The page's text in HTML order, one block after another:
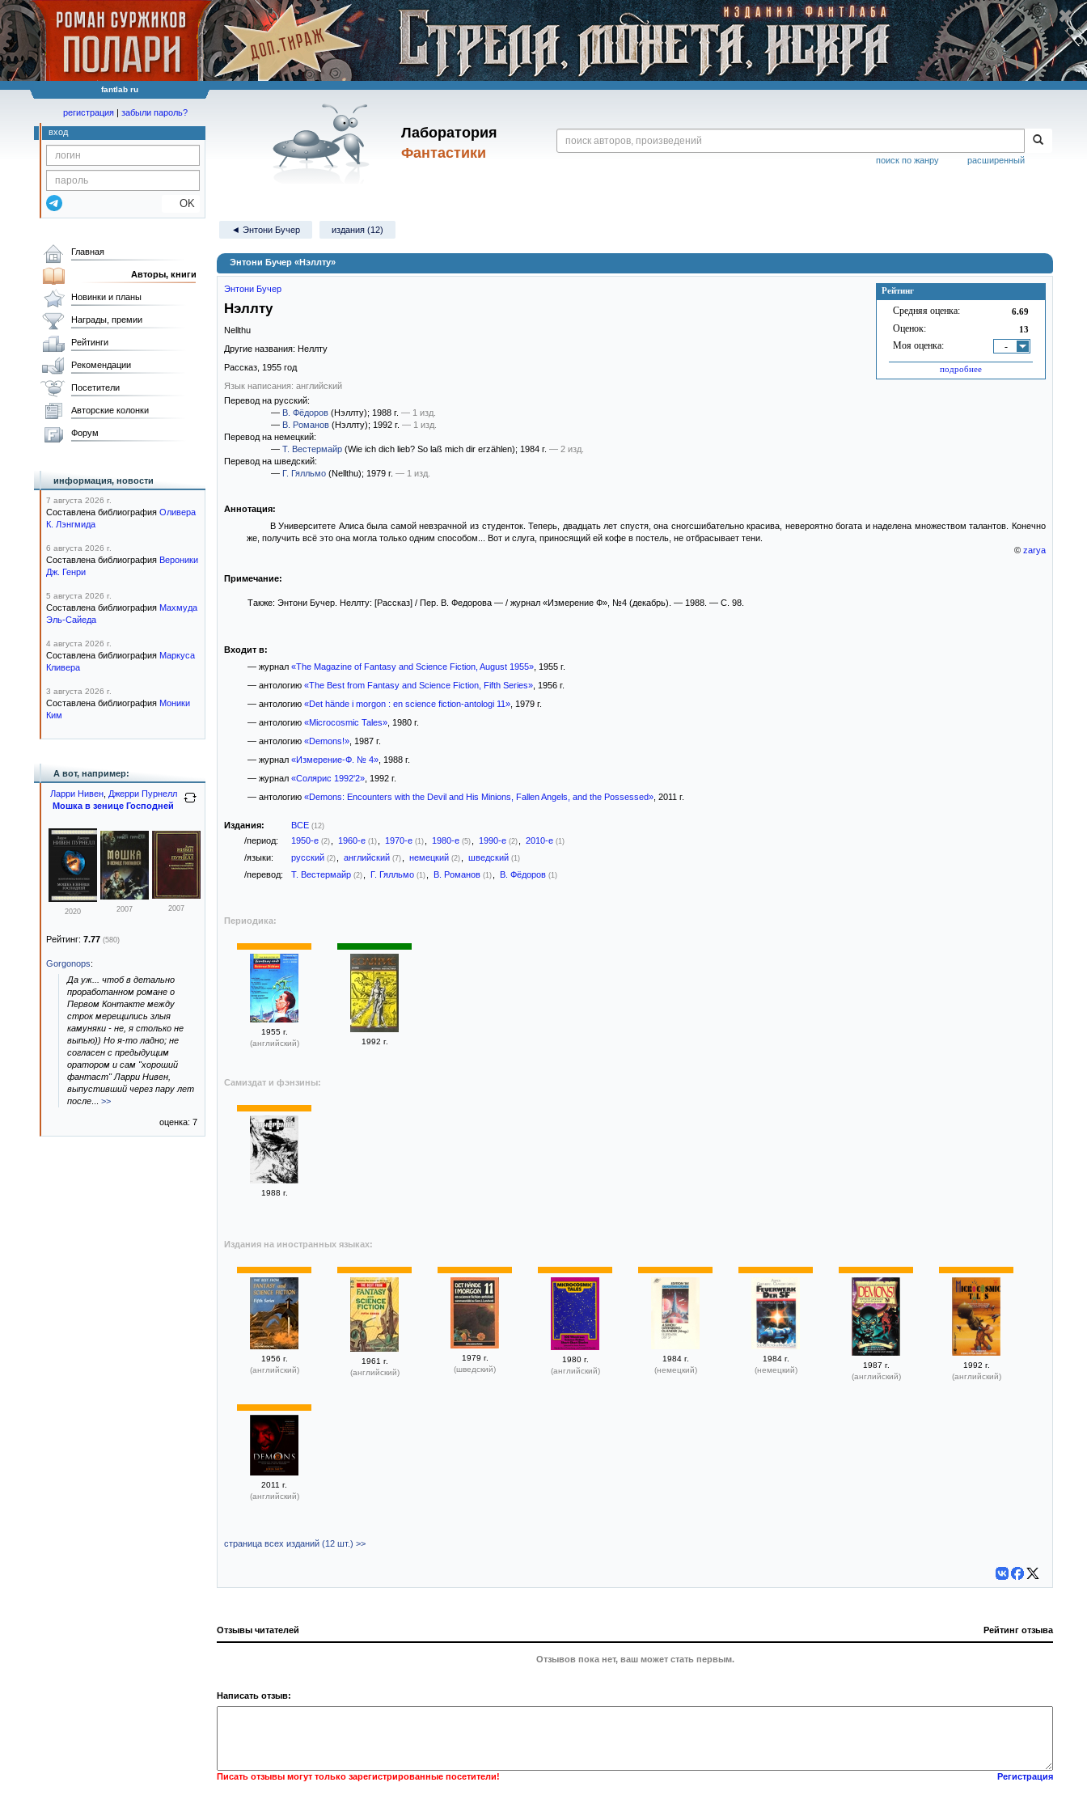
fantlab ru
Лаборатория
Фантастики
расширенный
поиск по жанру
регистрация | забыли пароль?
вход
OK
◄ Энтони Бучер издания (12)
Энтони Бучер «Нэллту»
Рейтинг
Средняя оценка: 6.69
Оценок: 13
Моя оценка: -
подробнее
Энтони Бучер
Нэллту
Nellthu
Другие названия: Неллту
Рассказ, 1955 год
Язык написания: английский
Перевод на русский:
— В. Фёдоров (Нэллту); 1988 г. — 1 изд.
— В. Романов (Нэллту); 1992 г. — 1 изд.
Перевод на немецкий:
— Т. Вестермайр (Wie ich dich lieb? So laß mich dir erzählen); 1984 г. — 2 изд.
Перевод на шведский:
— Г. Гялльмо (Nellthu); 1979 г. — 1 изд.
Аннотация:
В Университете Алиса была самой невзрачной из студенток. Теперь, двадцать лет спустя, она сногсшибательно красива, невероятно богата и наделена множеством талантов. Конечно
же, получить всё это она могла только одним способом... Вот и слуга, приносящий ей кофе в постель, не отбрасывает тени.
© zarya
Примечание:
Также: Энтони Бучер. Неллту: [Рассказ] / Пер. В. Федорова — / журнал «Измерение Ф», №4 (декабрь). — 1988. — С. 98.
Входит в:
— журнал «The Magazine of Fantasy and Science Fiction, August 1955», 1955 г.
— антологию «The Best from Fantasy and Science Fiction, Fifth Series», 1956 г.
— антологию «Det hände i morgon : en science fiction-antologi 11», 1979 г.
— антологию «Microcosmic Tales», 1980 г.
— антологию «Demons!», 1987 г.
— журнал «Измерение-Ф. № 4», 1988 г.
— журнал «Солярис 1992'2», 1992 г.
— антологию «Demons: Encounters with the Devil and His Minions, Fallen Angels, and the Possessed», 2011 г.
Издания: ВСЕ (12)
/период: 1950-е (2) 1960-е (1) 1970-е (1) 1980-е (5) 1990-е (2) 2010-е (1)
/языки: русский (2) английский (7) немецкий (2) шведский (1)
/перевод: Т. Вестермайр (2) Г. Гялльмо (1) В. Романов (1) В. Фёдоров (1)
Периодика:
1955 г.
(английский)
1992 г.
Самиздат и фэнзины:
1988 г.
Издания на иностранных языках:
1956 г.
(английский)
1961 г.
(английский)
1979 г.
(шведский)
1980 г.
(английский)
1984 г.
(немецкий)
1984 г.
(немецкий)
1987 г.
(английский)
1992 г.
(английский)
2011 г.
(английский)
страница всех изданий (12 шт.) >>
Отзывы читателей Рейтинг отзыва
Отзывов пока нет, ваш может стать первым.
Написать отзыв:
Писать отзывы могут только зарегистрированные посетители! Регистрация
Главная
Авторы, книги
Новинки и планы
Награды, премии
Рейтинги
Рекомендации
Посетители
Авторские колонки
Форум
информация, новости
7 августа 2026 г.
Составлена библиография Оливера
К. Лэнгмида
6 августа 2026 г.
Составлена библиография Вероники
Дж. Генри
5 августа 2026 г.
Составлена библиография Махмуда
Эль-Сайеда
4 августа 2026 г.
Составлена библиография Маркуса
Кливера
3 августа 2026 г.
Составлена библиография Моники
Ким
А вот, например:
Ларри Нивен, Джерри Пурнелл
Мошка в зенице Господней
2020 2007 2007
Рейтинг: 7.77 (580)
Gorgonops:
Да уж... чтоб в детально
проработанном романе о
Первом Контакте между
строк мерещились злыя
камуняки - не, я столько не
выпью)) Но я-то ладно; не
согласен с предыдущим
оратором и сам "хороший
фантаст" Ларри Нивен,
выпустивший через пару лет
после
>>
оценка: 7